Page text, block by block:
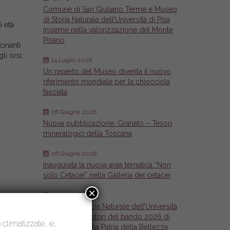
età
orsi;
Comune di San Giuliano Terme e Museo
di Storia Naturale dell’Università di Pisa
insieme nella valorizzazione del Monte
Pisano
Un reperto del Museo diventa il nuovo
riferimento mondiale per la chiocciola
fasciata
14 Luglio 2026
Nuova pubblicazione: Granato – Tesori
mineralogici della Toscana
26 Giugno 2026
Inaugurata la nuova area tematica “Non
solo Cetacei” nella Galleria dei cetacei
26 Giugno 2026
Il Museo di Storia Naturale dell’Università
di Pisa tra i vincitori del bando 2026 di
Fondazione Italia Patria della Bellezza
6 Maggio 2026
climatizzate, e,
×